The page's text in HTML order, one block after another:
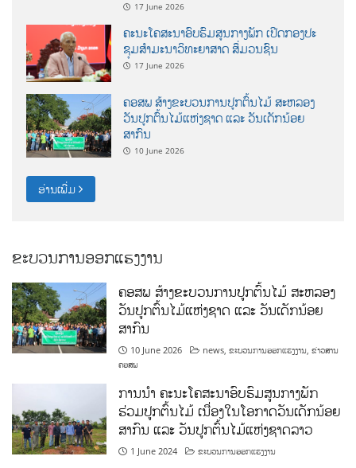
17 June 2026
ຄະນະໂຄສະນາອົບຮົມສູນກາງພັກ ເປີດກອງປະ
ຊຸມສຳມະນາວິທະຍາສາດ ສຶ່ມວນຊົນ
17 June 2026
ຄອສພ ສ້າງຂະບວນການປູກຕົ້ນໄມ້ ສະຫລອງ
ວັນປູກຕົ້ນໄມ້ແຫ່ງຊາດ ແລະ ວັນເດັກນ້ອຍ
ສາກົນ
10 June 2026
ອ່ານເພີ່ມ
ຂະບວນການອອກແຮງງານ
ຄອສພ ສ້າງຂະບວນການປູກຕົ້ນໄມ້ ສະຫລອງ
ວັນປູກຕົ້ນໄມ້ແຫ່ງຊາດ ແລະ ວັນເດັກນ້ອຍ
ສາກົນ
10 June 2026 news ,ຂະບວນການອອກແຮງງານ ,ຂ່າວສານ
ຄອສພ
ການນໍາ ຄະນະໂຄສະນາອົບຮົມສູນກາງພັກ
ຮ່ວມປູກຕົ້ນໄມ້ ເນື່ອງໃນໂອກາດວັນເດັກນ້ອຍ
ສາກົນ ແລະ ວັນປູກຕົ້ນໄມ້ແຫ່ງຊາດລາວ
1 June 2024 ຂະບວນການອອກແຮງງານ